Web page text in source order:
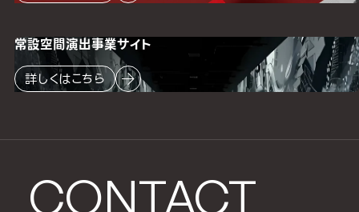
CONTACT
常設空間演出事業サイト
詳しくはこちら